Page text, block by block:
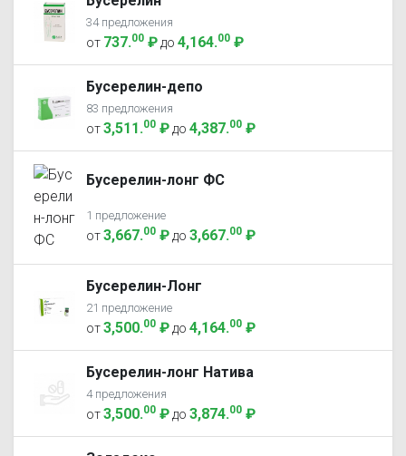
34 предложения
от 737.00 ₽ до 4,164.00 ₽
Бусерелин-депо
83 предложения
от3,511.00 ₽ до 4,387.00 ₽
Бусерелин-лонг ФС
1 предложение
от3,667.00 ₽ до 3,667.00 ₽
Бусерелин-Лонг
21 предложение
от3,500.00 ₽ до 4,164.00 ₽
Бусерелин-лонг Натива
4 предложения
от3,500.00 ₽ до 3,874.00 ₽